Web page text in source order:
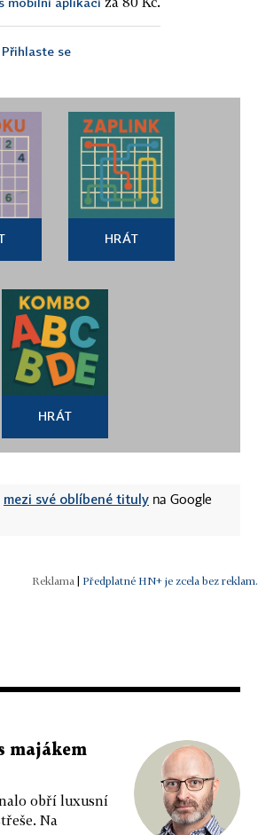
Přihlaste se
HRÁT
HRÁT
mezi své oblíbené tituly na Google
| Předplatné HN+ je zcela bez reklam.
majákem
obří luxusní
Na